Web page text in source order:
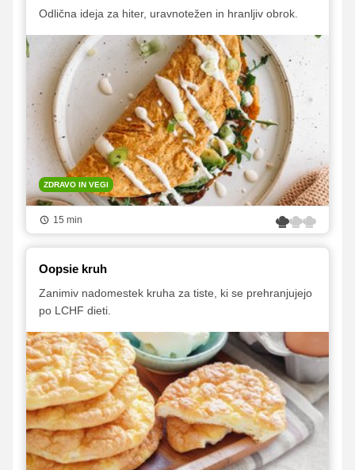
Odlična ideja za hiter, uravnotežen in hranljiv obrok.
ZDRAVO IN VEGI
15 min
Oopsie kruh
Zanimiv nadomestek kruha za tiste, ki se prehranjujejo
po LCHF dieti.